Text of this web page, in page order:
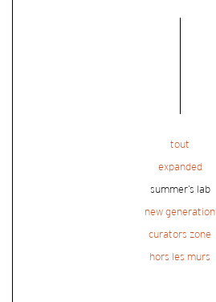
tout
expanded
summer’s lab
new generation
curators zone
hors les murs